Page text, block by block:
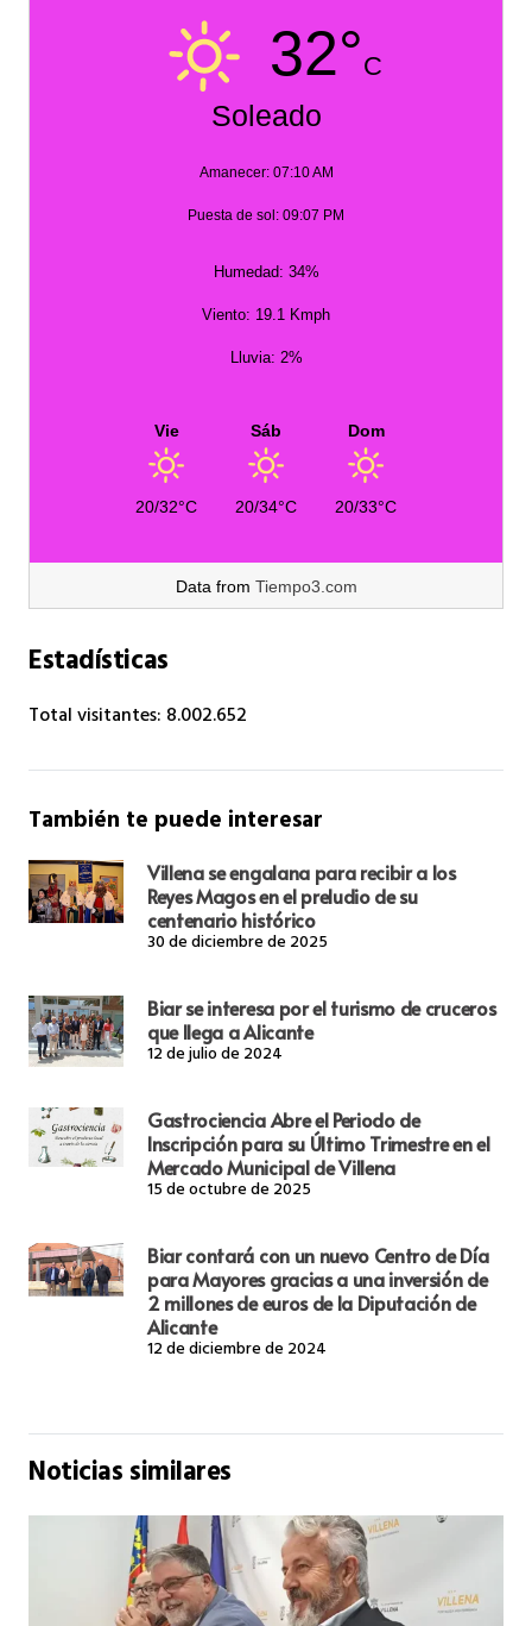
32°C
Soleado
Amanecer: 07:10 AM
Puesta de sol: 09:07 PM
Humedad: 34%
Viento: 19.1 Kmph
Lluvia: 2%
Vie
20/32°C
Sáb
20/34°C
Dom
20/33°C
Data from Tiempo3.com
Estadísticas
Total visitantes: 8.002.652
También te puede interesar
Villena se engalana para recibir a los
Reyes Magos en el preludio de su
centenario histórico
30 de diciembre de 2025
Biar se interesa por el turismo de cruceros
que llega a Alicante
12 de julio de 2024
Gastrociencia Abre el Periodo de
Inscripción para su Último Trimestre en el
Mercado Municipal de Villena
15 de octubre de 2025
Biar contará con un nuevo Centro de Día
para Mayores gracias a una inversión de
2 millones de euros de la Diputación de
Alicante
12 de diciembre de 2024
Noticias similares